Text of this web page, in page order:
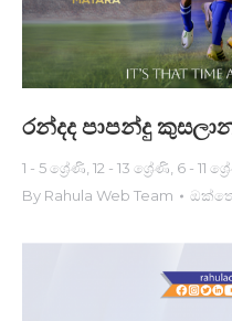
රන්දද පාපන්දු
1 - 5 ශ්‍රේණි 12 - 13 ශ්‍රේණි 6 - 11
By Rahula Web Team